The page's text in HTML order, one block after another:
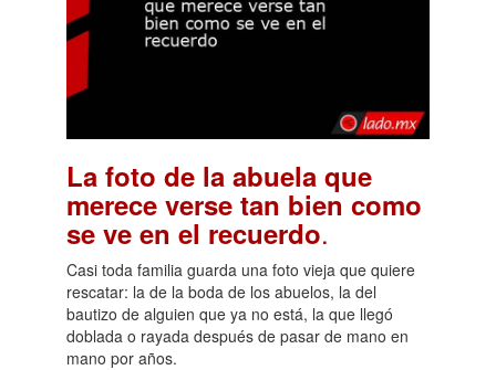
La foto de la abuela que
merece verse tan bien como
se ve en el recuerdo.
Casi toda familia guarda una foto vieja que quiere
rescatar: la de la boda de los abuelos, la del
bautizo de alguien que ya no está, la que llegó
doblada o rayada después de pasar de mano en
mano por años.